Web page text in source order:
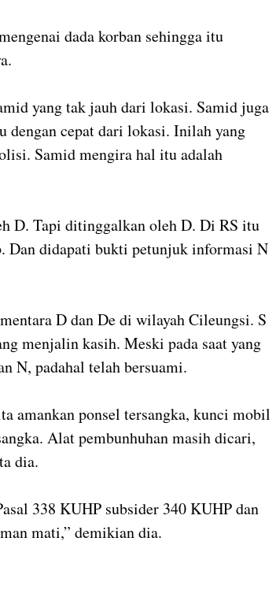
dada korban sehingga itu
yang tak jauh dari lokasi. Samid juga
dengan cepat dari lokasi. Inilah yang
Samid mengira hal itu adalah
D. Tapi ditinggalkan oleh D. Di RS itu
Dan didapati bukti petunjuk informasi N
D dan De di wilayah Cileungsi. S
menjalin kasih. Meski pada saat yang
N, padahal telah bersuami.
amankan ponsel tersangka, kunci mobil
Alat pembunhuhan masih dicari,
dia.
338 KUHP subsider 340 KUHP dan
mati,” demikian dia.